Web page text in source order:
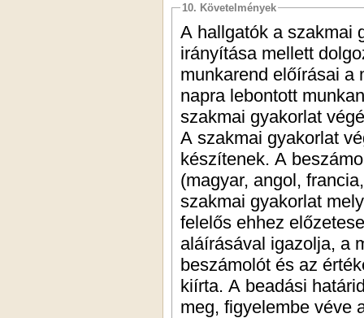
10. Követelmények
A hallgatók a szakmai
irányítása mellett
munkarend előírásai a
napra lebontott
szakmai gyakorlat
A szakmai gyakorlat
készítenek. A
(magyar, angol,
szakmai gyakorlat
felelős ehhez
aláírásával igazolja, a
beszámolót és az
kiírta. A beadási
meg, figyelembe véve